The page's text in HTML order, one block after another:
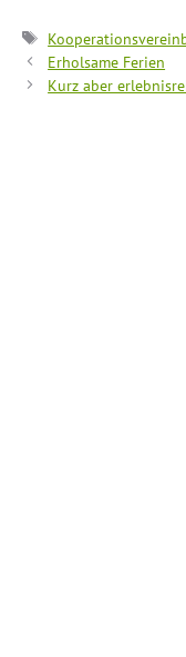
Schlagwörter
Erholsame Ferien
Kurz aber